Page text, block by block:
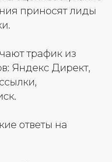
приносят лиды
трафик из
Яндекс Директ,
ответы на